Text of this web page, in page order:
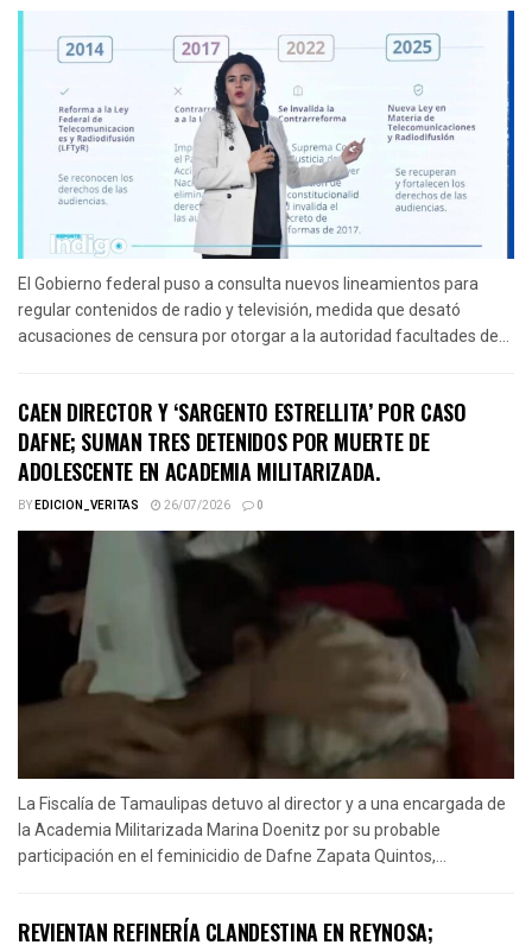
El Gobierno federal puso a consulta nuevos lineamientos para
regular contenidos de radio y televisión, medida que desató
acusaciones de censura por otorgar a la autoridad facultades de...
CAEN DIRECTOR Y ‘SARGENTO ESTRELLITA’ POR CASO
DAFNE; SUMAN TRES DETENIDOS POR MUERTE DE
ADOLESCENTE EN ACADEMIA MILITARIZADA.
BYEDICION_VERITAS 26/07/2026 0
La Fiscalía de Tamaulipas detuvo al director y a una encargada de
la Academia Militarizada Marina Doenitz por su probable
participación en el feminicidio de Dafne Zapata Quintos,...
REVIENTAN REFINERÍA CLANDESTINA EN REYNOSA;